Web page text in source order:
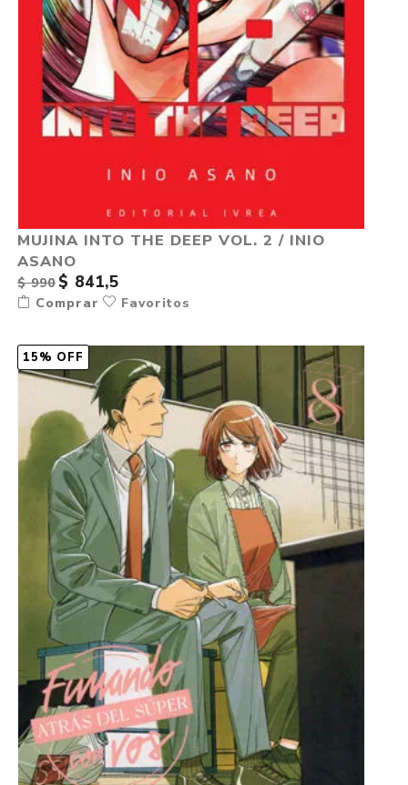
MUJINA INTO THE DEEP VOL. 2 / INIO
ASANO
$ 990 $ 841,5
Comprar Favoritos
15% OFF